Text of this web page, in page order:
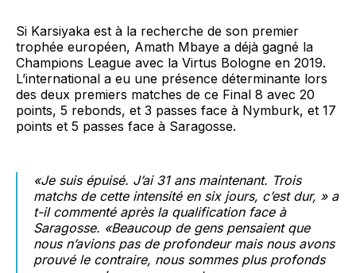
Si Karsiyaka est à la recherche de son premier
trophée européen, Amath Mbaye a déjà gagné la
Champions League avec la Virtus Bologne en 2019.
L’international a eu une présence déterminante lors
des deux premiers matches de ce Final 8 avec 20
points, 5 rebonds, et 3 passes face à Nymburk, et 17
points et 5 passes face à Saragosse.
«Je suis épuisé. J’ai 31 ans maintenant. Trois
matchs de cette intensité en six jours, c’est dur, » a
t-il commenté après la qualification face à
Saragosse. «Beaucoup de gens pensaient que
nous n’avions pas de profondeur mais nous avons
prouvé le contraire, nous sommes plus profonds